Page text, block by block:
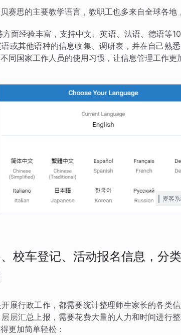
赛思的主要教学语言，教职工也多来自全球各地
面经验丰富，支持中文、英语、法语、德语等
或其他语种的信息收集、调研表，并在自己熟
同国家工作人员的使用习惯，让信息管理工作更
麦客
校车登记、活动报名信息，分
展行政工作，都需要统计整理师生家长的各类
层汇总上报，需要花费大量的人力和时间进行
更加简单轻松：